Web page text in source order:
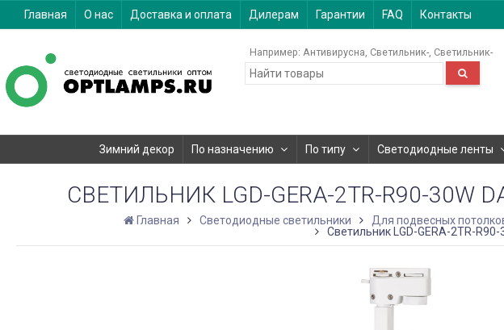
Главная О нас Доставка и оплата Дилерам Гарантии FAQ Контакты
Например: Антивирусна Светильник- Светильник-
Зимний декор По назначению По типу Светодиодные ленты
СВЕТИЛЬНИК LGD-GERA-2TR-R90-30W
Главная Светодиодные светильники Для подвесных
Светильник LGD-GERA-2TR-